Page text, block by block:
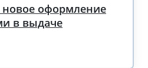
новое оформление
в выдаче